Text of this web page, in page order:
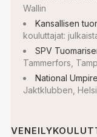
Wallin
Kansallisen
kouluttajat:
SPV
Tammerfors,
National
Jaktklubben,